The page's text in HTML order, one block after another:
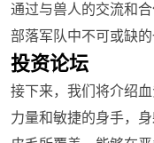
通过与兽人的交流和
部落军队中不可或缺的
投资论坛
接下来，我们将介绍
力量和敏捷的身手，